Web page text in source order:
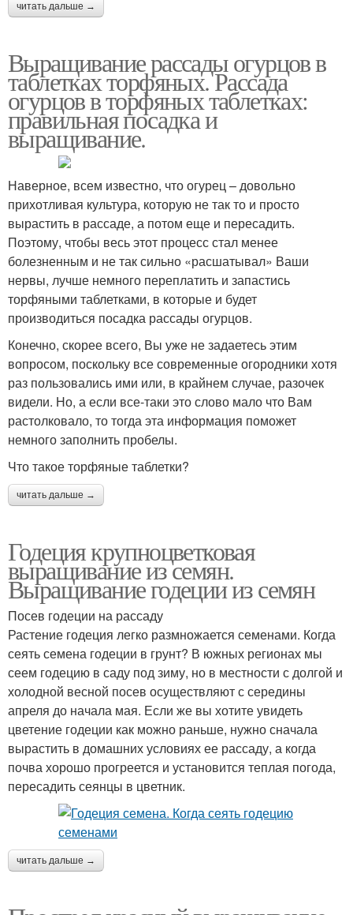
читать дальше →
Выращивание рассады огурцов в
таблетках торфяных. Рассада
огурцов в торфяных таблетках:
правильная посадка и
выращивание.
Наверное, всем известно, что огурец – довольно
прихотливая культура, которую не так то и просто
вырастить в рассаде, а потом еще и пересадить.
Поэтому, чтобы весь этот процесс стал менее
болезненным и не так сильно «расшатывал» Ваши
нервы, лучше немного переплатить и запастись
торфяными таблетками, в которые и будет
производиться посадка рассады огурцов.
Конечно, скорее всего, Вы уже не задаетесь этим
вопросом, поскольку все современные огородники хотя
раз пользовались ими или, в крайнем случае, разочек
видели. Но, а если все-таки это слово мало что Вам
растолковало, то тогда эта информация поможет
немного заполнить пробелы.
Что такое торфяные таблетки?
читать дальше →
Годеция крупноцветковая
выращивание из семян.
Выращивание годеции из семян
Посев годеции на рассаду
Растение годеция легко размножается семенами. Когда
сеять семена годеции в грунт? В южных регионах мы
сеем годецию в саду под зиму, но в местности с долгой и
холодной весной посев осуществляют с середины
апреля до начала мая. Если же вы хотите увидеть
цветение годеции как можно раньше, нужно сначала
вырастить в домашних условиях ее рассаду, а когда
почва хорошо прогреется и установится теплая погода,
пересадить сеянцы в цветник.
читать дальше →